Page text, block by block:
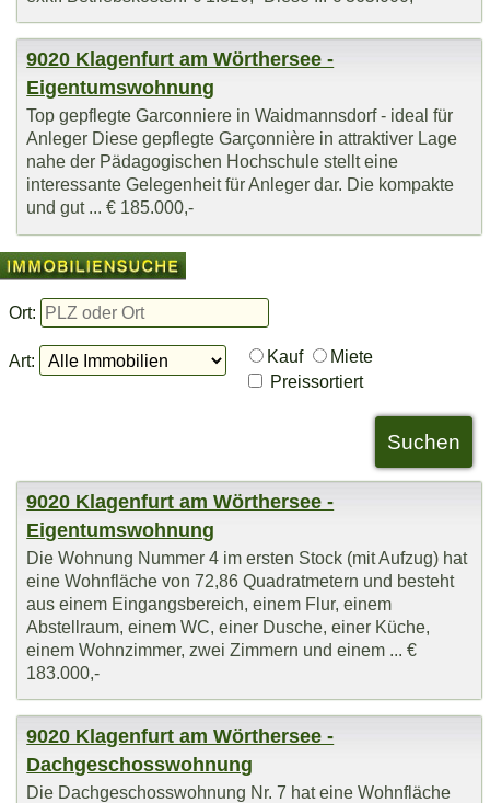
9020 Klagenfurt am Wörthersee -
Eigentumswohnung
Top gepflegte Garconniere in Waidmannsdorf - ideal für
Anleger Diese gepflegte Garçonnière in attraktiver Lage
nahe der Pädagogischen Hochschule stellt eine
interessante Gelegenheit für Anleger dar. Die kompakte
und gut ... € 185.000,-
Ort:
Art: Kauf
Miete
Preissortiert
9020 Klagenfurt am Wörthersee -
Eigentumswohnung
Die Wohnung Nummer 4 im ersten Stock (mit Aufzug) hat
eine Wohnfläche von 72,86 Quadratmetern und besteht
aus einem Eingangsbereich, einem Flur, einem
Abstellraum, einem WC, einer Dusche, einer Küche,
einem Wohnzimmer, zwei Zimmern und einem ... €
183.000,-
9020 Klagenfurt am Wörthersee -
Dachgeschosswohnung
Die Dachgeschosswohnung Nr. 7 hat eine Wohnfläche